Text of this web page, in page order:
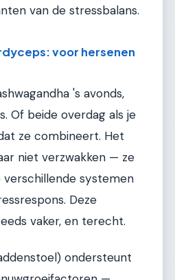
van de stressbalans.
voor hersenen
's avonds,
Of beide overdag als je
ze combineert. Het
niet verzwakken — ze
systemen
Deze
vaker, en terecht.
ondersteunt